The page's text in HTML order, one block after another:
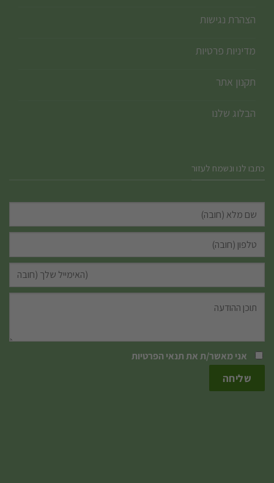
הצהרת נגישות
מדיניות פרטיות
תקנון אתר
הבלוג שלנו
כתבו לנו ונשמח לעזור
אני מאשר/ת אתתנאי הפרטיות